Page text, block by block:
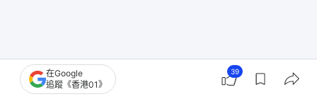
在Google
追蹤《香港01》
39